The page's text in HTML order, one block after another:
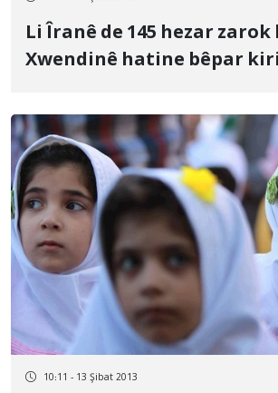
Li Îranê de 145 hezar zarok
Xwendinê hatine bêpar
10:11 - 13 Şibat 2013